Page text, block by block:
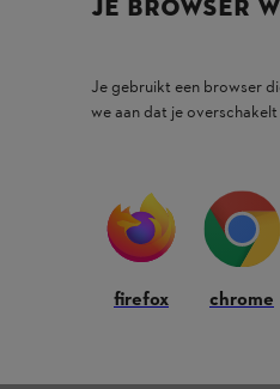
JE BROWSER
Je gebruikt een browser
we aan dat je
firefox chrome